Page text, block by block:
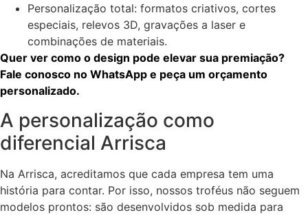
Personalização total: formatos criativos, cortes
especiais, relevos 3D, gravações a laser e
combinações de materiais.
Quer ver como o design pode elevar sua premiação?
Fale conosco no WhatsApp e peça um orçamento
personalizado.
A personalização como
diferencial Arrisca
Na Arrisca, acreditamos que cada empresa tem uma
história para contar. Por isso, nossos troféus não seguem
modelos prontos: são desenvolvidos sob medida para